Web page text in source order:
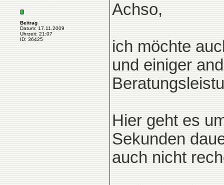
Beitrag
Datum: 17.11.2009
Uhrzeit: 21:07
ID: 36425
Achso,
ich möchte
und einiger
Hier geht es
Sekunden
auch nicht